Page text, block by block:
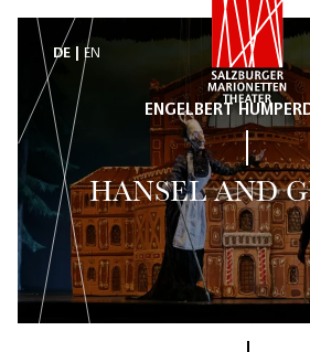
DE EN
ENGELBERT
HANSEL AND